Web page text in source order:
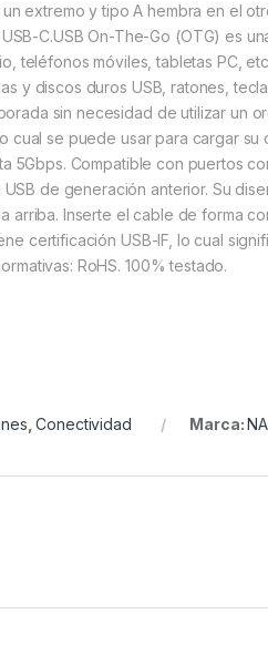
extremo y tipo A hembra en el
C.USB On-The-Go (OTG) es
teléfonos móviles, tabletas PC,
y discos duros USB, ratones,
sin necesidad de utilizar un
se puede usar para cargar su
5Gbps. Compatible con puertos
de generación anterior. Su
arriba. Inserte el cable de forma
certificación USB-IF, lo cual
RoHS. 100% testado.
,Conectividad Marca: